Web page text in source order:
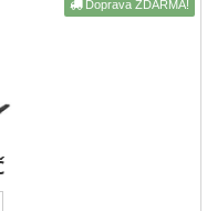
Doprava ZDARMA!